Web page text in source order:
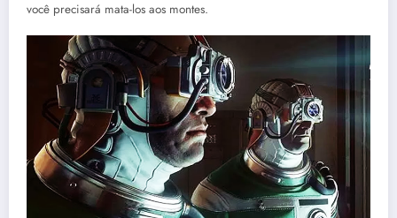
você precisará mata-los aos montes.